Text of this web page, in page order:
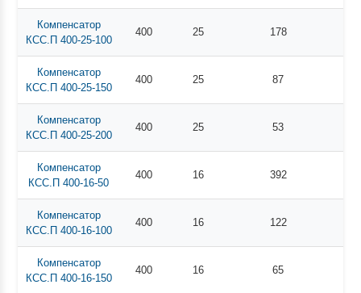
Компенсатор
КСС.П 400-25-100
400 25 178
Компенсатор
КСС.П 400-25-150
400 25 87
Компенсатор
КСС.П 400-25-200
400 25 53
Компенсатор
КСС.П 400-16-50
400 16 392
Компенсатор
КСС.П 400-16-100
400 16 122
Компенсатор
КСС.П 400-16-150
400 16 65